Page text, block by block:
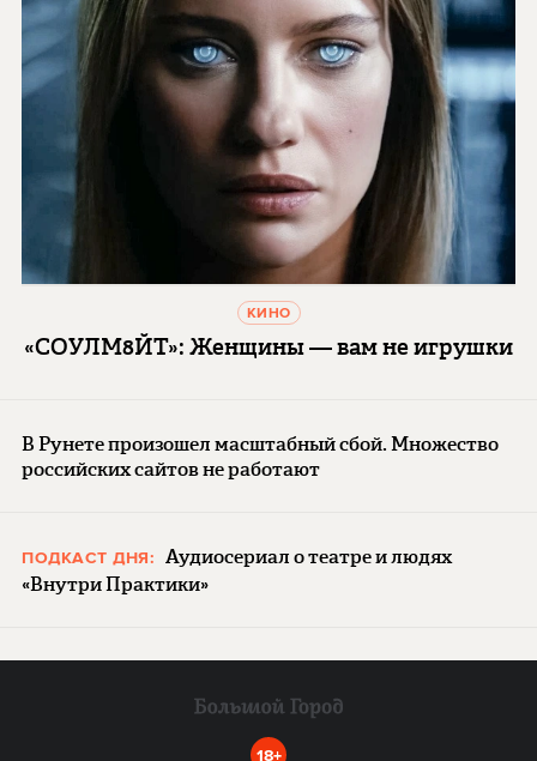
КИНО
«СОУЛМ8ЙТ»: Женщины — вам не игрушки
В Рунете произошел масштабный сбой. Множество
российских сайтов не работают
ПОДКАСТ ДНЯ: Аудиосериал о театре и людях
«Внутри Практики»
18+